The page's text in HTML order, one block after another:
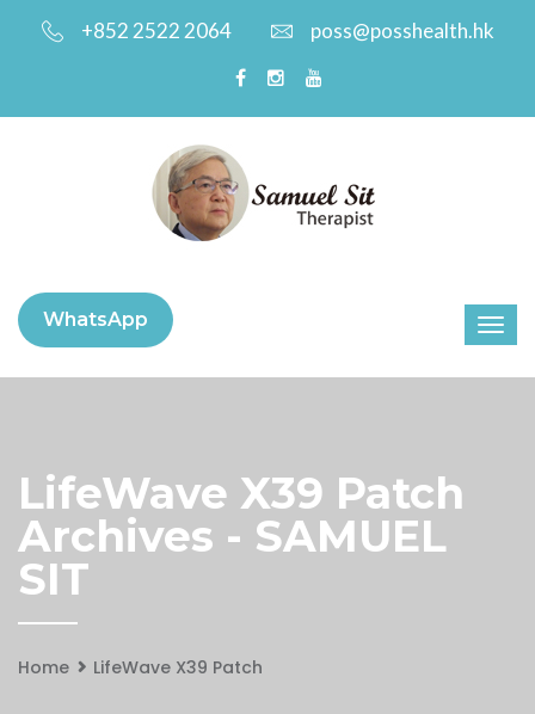
+852 2522 2064 poss@posshealth.hk
WhatsApp
LifeWave X39 Patch
Archives - SAMUEL
SIT
Home LifeWave X39 Patch